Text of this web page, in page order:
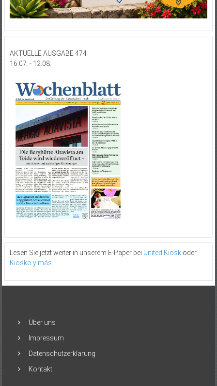
AKTUELLE AUSGABE 474
16.07. - 12.08.
Lesen Sie jetzt weiter in unserem E-Paper bei United Kioskoder
Kiosko y más.
Über uns
Impressum
Datenschutzerklärung
Kontakt